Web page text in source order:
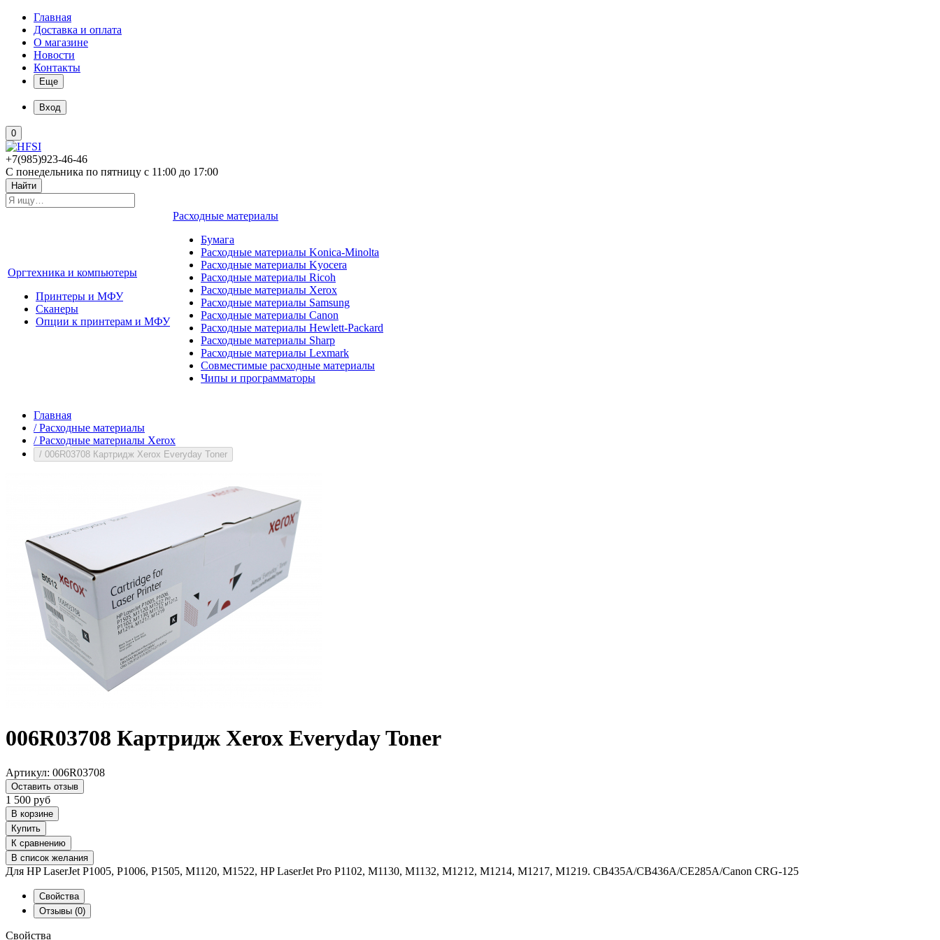
Главная
Доставка и оплата
О магазине
Новости
Контакты
Еще
Вход
0
+7(985)923-46-46
С понедельника по пятницу с 11:00 до 17:00
Найти
Оргтехника и компьютеры
Принтеры и МФУ
Сканеры
Опции к принтерам и МФУ
Расходные материалы
Бумага
Расходные материалы Konica-Minolta
Расходные материалы Kyocera
Расходные материалы Ricoh
Расходные материалы Xerox
Расходные материалы Samsung
Расходные материалы Canon
Расходные материалы Hewlett-Packard
Расходные материалы Sharp
Расходные материалы Lexmark
Совместимые расходные материалы
Чипы и программаторы
Главная
/ Расходные материалы
/ Расходные материалы Xerox
/ 006R03708 Картридж Xerox Everyday Toner
006R03708 Картридж Xerox Everyday Toner
Артикул: 006R03708
Оставить отзыв
1 500 руб
В корзине
Купить
К сравнению
В список желания
Для HP LaserJet P1005, P1006, P1505, M1120, M1522, HP LaserJet Pro P1102, M1130, M1132, M1212, M1214, M1217, M1219. CB435A/CB436A/CE285A/Canon CRG-125
Свойства
Отзывы (0)
Свойства